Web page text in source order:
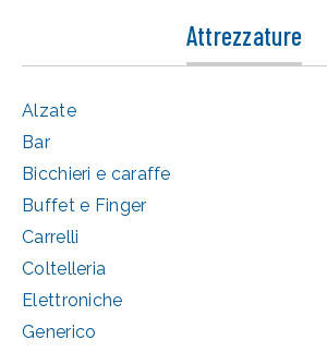
Attrezzature
Alzate
Bar
Bicchieri e caraffe
Buffet e Finger
Carrelli
Coltelleria
Elettroniche
Generico